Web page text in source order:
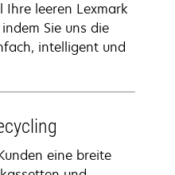
Ihre leeren Lexmark
Sie uns die
intelligent und
eine breite